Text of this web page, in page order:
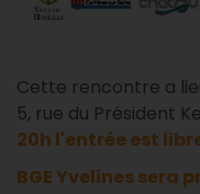
Cette rencontre a
5, rue du Président
20h l'entrée est
BGE Yvelines sera